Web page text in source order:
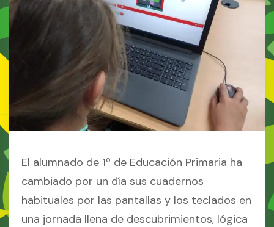
El alumnado de 1º de Educación Primaria ha
cambiado por un día sus cuadernos
habituales por las pantallas y los teclados en
una jornada llena de descubrimientos, lógica